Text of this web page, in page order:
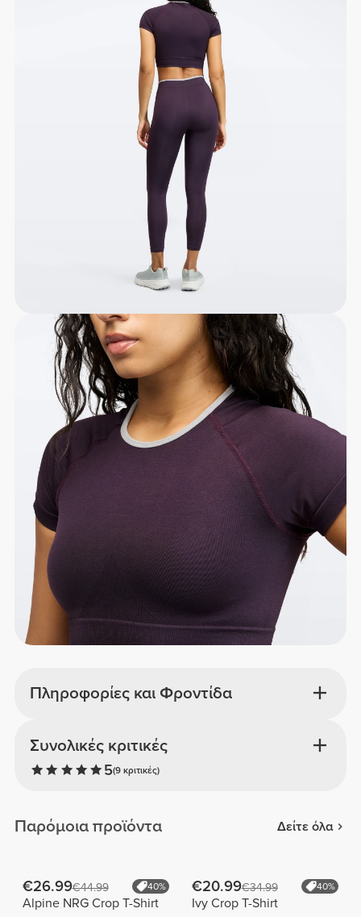
Πληροφορίες και Φροντίδα
Συνολικές κριτικές
5(9 κριτικές)
Παρόμοια προϊόντα Δείτε όλα
€26.99€44.99 40%
Alpine NRG Crop T-Shirt
€20.99€34.99 40%
Ivy Crop T-Shirt